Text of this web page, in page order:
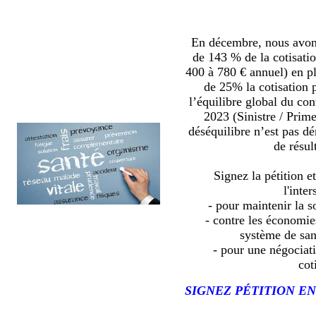
En décembre, nous
de 143 % de la
400 à 780 € annuel) en
de 25% la cotisation
l’équilibre global du
2023 (Sinistre /
déséquilibre n’est pas
de
Signez la pétition
- pour maintenir la
- contre les
système de
- pour une
SIGNEZ PÉTITION